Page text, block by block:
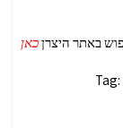
כאן
Tag: